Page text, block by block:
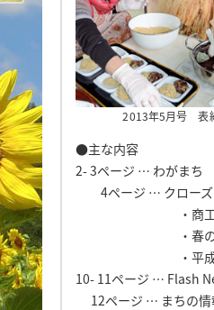
定住・移住
2013年5月号 表
●主な内容
2- 3ページ … わがまち
4ページ … クローズ
・商工会青年部
・春のイベント(
・平成25年
10- 11ページ … Flash
12ページ … まちの情